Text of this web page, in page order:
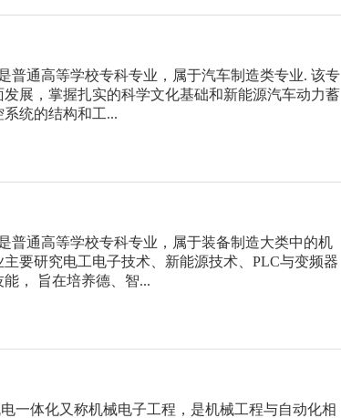
普通高等学校专科专业，属于汽车制造类专业. 该专
展，掌握扎实的科学文化基础和新能源汽车动力蓄
统的结构和工...
普通高等学校专科专业，属于装备制造大类中的机
要研究电工电子技术、新能源技术、PLC与变频器
， 旨在培养德、智...
电一体化又称机械电子工程，是机械工程与自动化相